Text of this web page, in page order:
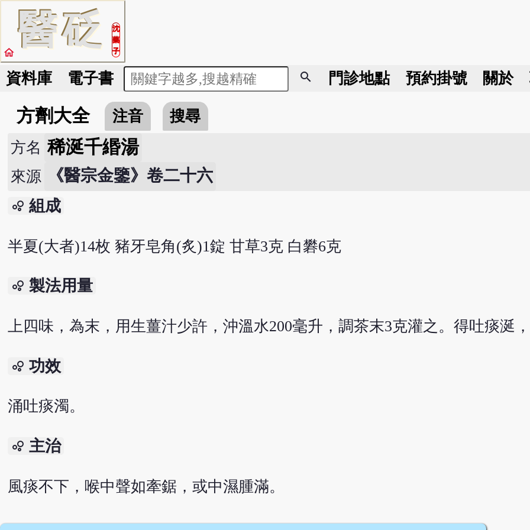
醫砭
沈
藥
子
home
資料庫 電子書 search 門診地點 預約掛號 關於
方劑大全 注音
搜尋
方名 稀涎千緡湯
來源 《醫宗金鑒》卷二十六
bubble_chart 組成
半夏(大者)14枚 豬牙皂角(炙)1錠 甘草3克 白礬6克
bubble_chart 製法用量
上四味，為末，用生薑汁少許，沖溫水200毫升，調茶末3克灌之。得吐痰涎
bubble_chart 功效
涌吐痰濁。
bubble_chart 主治
風痰不下，喉中聲如牽鋸，或中濕腫滿。